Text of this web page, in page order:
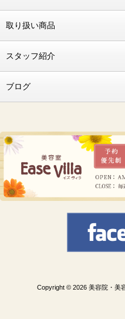
取り扱い商品
スタッフ紹介
ブログ
Copyright © 2026 美容院・美